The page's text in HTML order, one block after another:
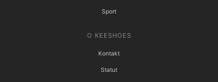
Sport
O KEESHOES
Kontakt
Statut